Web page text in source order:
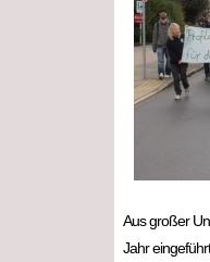
Aus großer
Jahr